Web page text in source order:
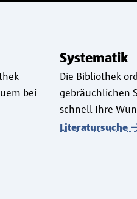
bei
Systematik
Die Bibliothek
gebräuchlichen
schnell Ihre
Literatursuche